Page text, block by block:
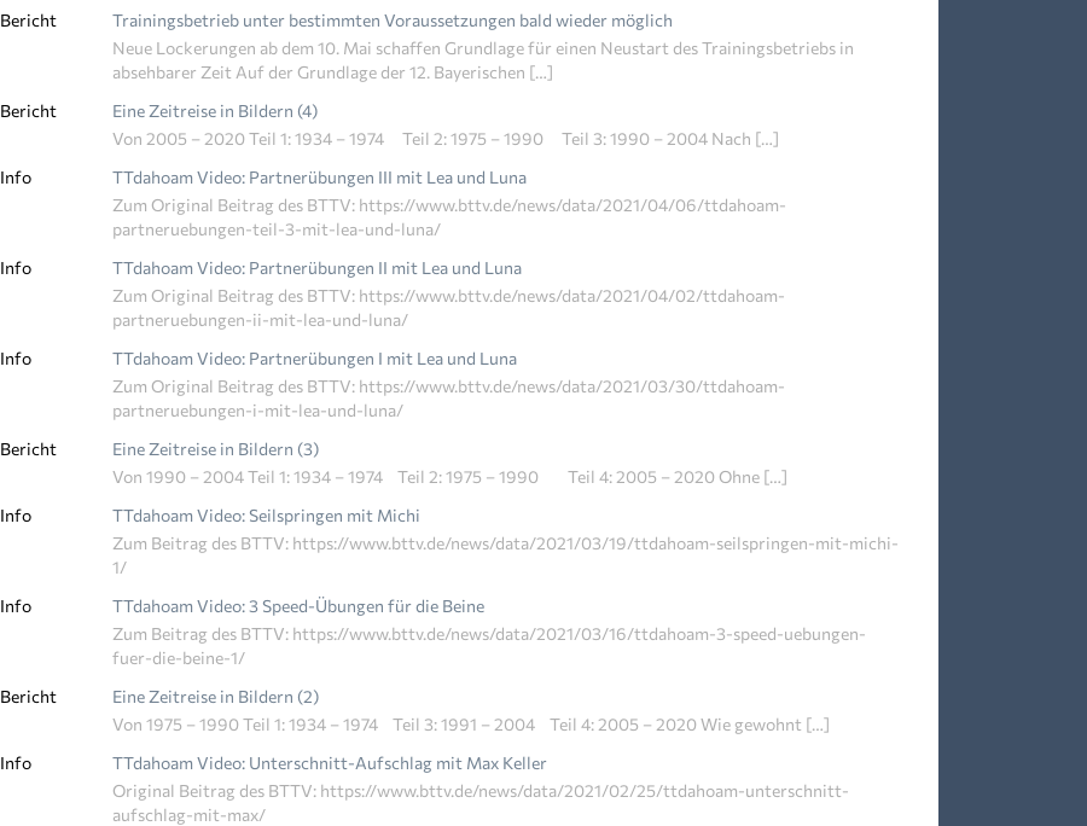
Bericht
Trainingsbetrieb unter bestimmten Voraussetzungen bald wieder möglich
Neue Lockerungen ab dem 10. Mai schaffen Grundlage für einen Neustart des Trainingsbetriebs in
absehbarer Zeit Auf der Grundlage der 12. Bayerischen […]
Bericht
Eine Zeitreise in Bildern (4)
Von 2005 – 2020 Teil 1: 1934 – 1974 Teil 2: 1975 – 1990 Teil 3: 1990 – 2004 Nach […]
Info
TTdahoam Video: Partnerübungen III mit Lea und Luna
Zum Original Beitrag des BTTV: https://www.bttv.de/news/data/2021/04/06/ttdahoam-
partneruebungen-teil-3-mit-lea-und-luna/
Info
TTdahoam Video: Partnerübungen II mit Lea und Luna
Zum Original Beitrag des BTTV: https://www.bttv.de/news/data/2021/04/02/ttdahoam-
partneruebungen-ii-mit-lea-und-luna/
Info
TTdahoam Video: Partnerübungen I mit Lea und Luna
Zum Original Beitrag des BTTV: https://www.bttv.de/news/data/2021/03/30/ttdahoam-
partneruebungen-i-mit-lea-und-luna/
Bericht
Eine Zeitreise in Bildern (3)
Von 1990 – 2004 Teil 1: 1934 – 1974 Teil 2: 1975 – 1990 Teil 4: 2005 – 2020 Ohne […]
Info
TTdahoam Video: Seilspringen mit Michi
Zum Beitrag des BTTV: https://www.bttv.de/news/data/2021/03/19/ttdahoam-seilspringen-mit-michi-
1/
Info
TTdahoam Video: 3 Speed-Übungen für die Beine
Zum Beitrag des BTTV: https://www.bttv.de/news/data/2021/03/16/ttdahoam-3-speed-uebungen-
fuer-die-beine-1/
Bericht
Eine Zeitreise in Bildern (2)
Von 1975 – 1990 Teil 1: 1934 – 1974 Teil 3: 1991 – 2004 Teil 4: 2005 – 2020 Wie gewohnt […]
Info
TTdahoam Video: Unterschnitt-Aufschlag mit Max Keller
Original Beitrag des BTTV: https://www.bttv.de/news/data/2021/02/25/ttdahoam-unterschnitt-
aufschlag-mit-max/